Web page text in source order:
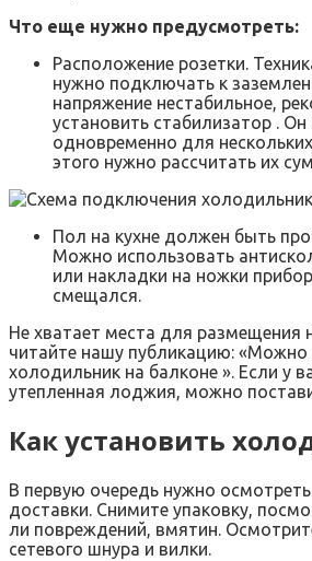
Что еще нужно предусмотреть:
Расположение розетки.
нужно подключать к
напряжение нестабильное,
установить стабилизатор .
одновременно для
этого нужно рассчитать их
Пол на кухне должен быть
Можно использовать
или накладки на ножки
смещался.
Не хватает места для размещения
читайте нашу публикацию: «Можно
холодильник на балконе ». Если у
утепленная лоджия, можно
Как установить
В первую очередь нужно осмотреть
доставки. Снимите упаковку,
ли повреждений, вмятин.
сетевого шнура и вилки.